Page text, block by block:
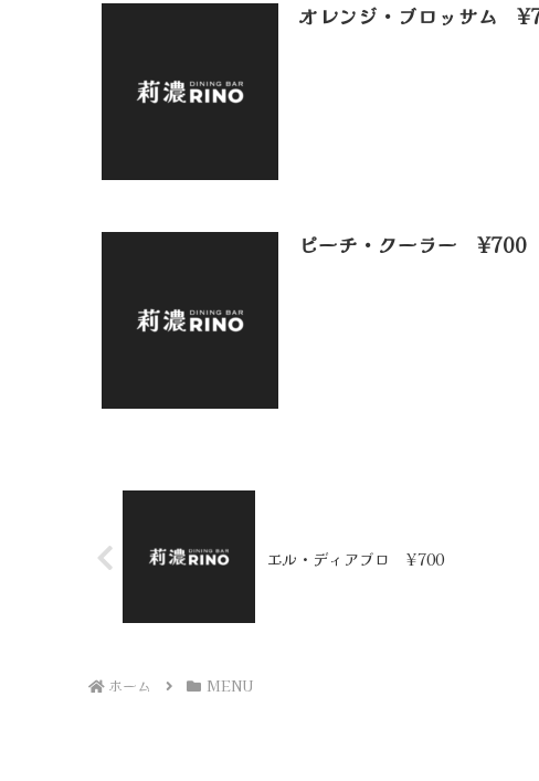
オレンジ・ブロッサム
ピーチ・クーラー ¥700
エル・ディアブロ ¥700
ホーム MENU